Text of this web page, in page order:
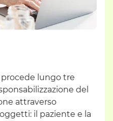
lungo tre
del
attraverso
il paziente e la